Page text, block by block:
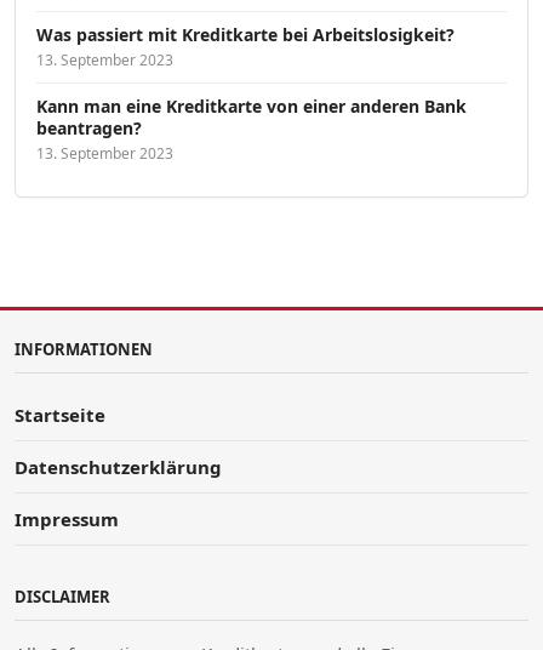
Was passiert mit Kreditkarte bei Arbeitslosigkeit?
13. September 2023
Kann man eine Kreditkarte von einer anderen Bank
beantragen?
13. September 2023
INFORMATIONEN
Startseite
Datenschutzerklärung
Impressum
DISCLAIMER